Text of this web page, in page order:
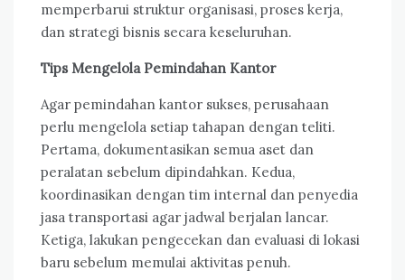
memperbarui struktur organisasi, proses kerja,
dan strategi bisnis secara keseluruhan.
Tips Mengelola Pemindahan Kantor
Agar pemindahan kantor sukses, perusahaan
perlu mengelola setiap tahapan dengan teliti.
Pertama, dokumentasikan semua aset dan
peralatan sebelum dipindahkan. Kedua,
koordinasikan dengan tim internal dan penyedia
jasa transportasi agar jadwal berjalan lancar.
Ketiga, lakukan pengecekan dan evaluasi di lokasi
baru sebelum memulai aktivitas penuh.